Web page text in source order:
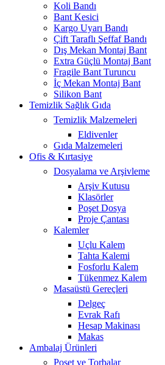
Koli Bandı
Bant Kesici
Kargo Uyarı Bandı
Çift Taraflı Şeffaf Bandı
Dış Mekan Montaj Bant
Extra Güçlü Montaj Bant
Fragile Bant Turuncu
İç Mekan Montaj Bant
Silikon Bant
Temizlik Sağlık Gıda
Temizlik Malzemeleri
Eldivenler
Gıda Malzemeleri
Ofis & Kırtasiye
Dosyalama ve Arşivleme
Arşiv Kutusu
Klasörler
Poşet Dosya
Proje Çantası
Kalemler
Uçlu Kalem
Tahta Kalemi
Fosforlu Kalem
Tükenmez Kalem
Masaüstü Gereçleri
Delgeç
Evrak Rafı
Hesap Makinası
Makas
Ambalaj Ürünleri
Poşet ve Torbalar